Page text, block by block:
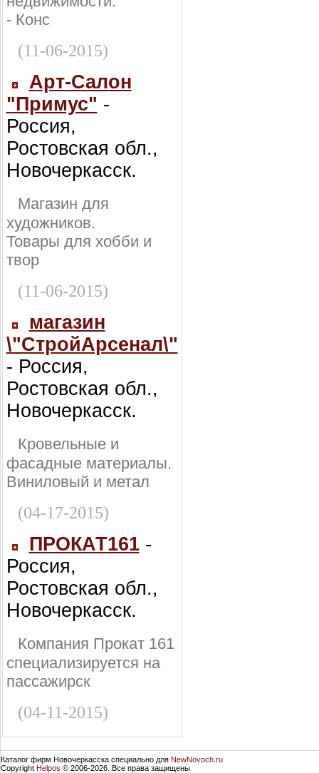
- Конс
(11-06-2015)
Арт-Салон
"Примус" -
Россия,
Ростовская обл.,
Новочеркасск.
Магазин для
художников.
Товары для хобби и
твор
(11-06-2015)
магазин
\"СтройАрсенал\"
- Россия,
Ростовская обл.,
Новочеркасск.
Кровельные и
фасадные материалы.
Виниловый и метал
(04-17-2015)
ПРОКАТ161-
Россия,
Ростовская обл.,
Новочеркасск.
Компания Прокат 161
специализируется на
пассажирск
(04-11-2015)
Каталог фирм Новочеркасска специально для NewNovoch.ru
Copyright Helpos © 2006-2026. Все права защищены